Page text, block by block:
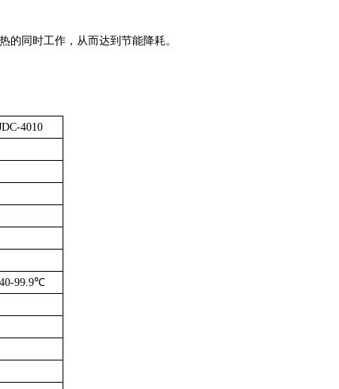
同时工作，从而达到节能降耗。
4010
99.9℃